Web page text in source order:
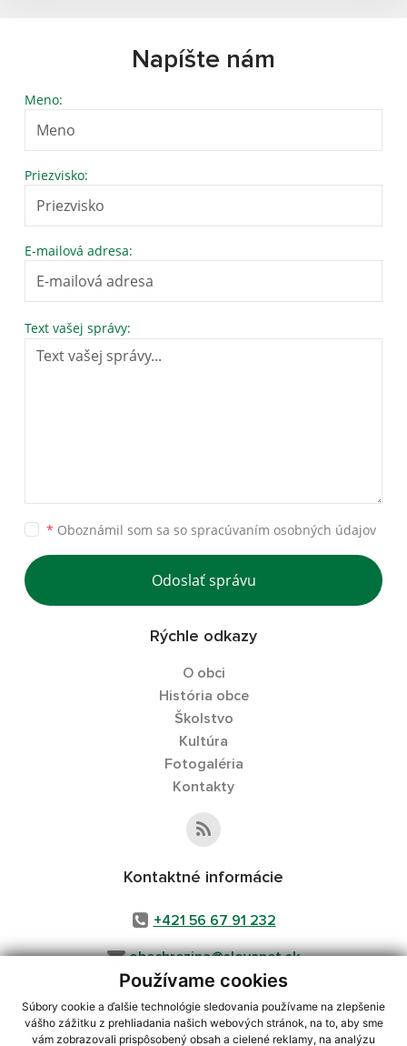
Používame cookies
Súbory cookie a ďalšie technológie sledovania používame na zlepšenie
vášho zážitku z prehliadania našich webových stránok, na to, aby sme
vám zobrazovali prispôsobený obsah a cielené reklamy, na analýzu
Napíšte nám
Meno:
Priezvisko:
E-mailová adresa:
Text vašej správy:
* Oboznámil som sa so spracúvaním osobných údajov
Odoslať správu
Rýchle odkazy
O obci
História obce
Školstvo
Kultúra
Fotogaléria
Kontakty
Kontaktné informácie
+421 56 67 91 232
obecbrezina@slovanet.sk
využite možnosť získavania aktuálnych informácií s využitím RSS